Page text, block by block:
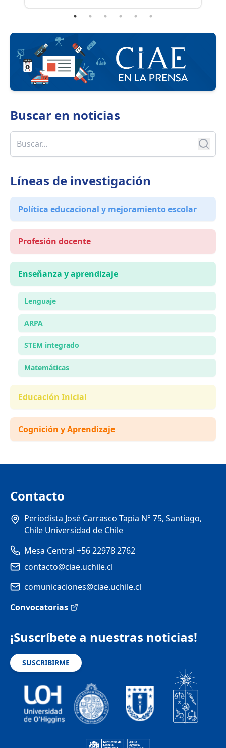
colaborativa de problemas y promoverá el
educativas de la región.
Buscar en noticias
Líneas de investigación
Política educacional y mejoramiento escolar
Profesión docente
Enseñanza y aprendizaje
Lenguaje
ARPA
STEM integrado
Matemáticas
Educación Inicial
Cognición y Aprendizaje
Contacto
Periodista José Carrasco Tapia N° 75, Santiago,
Chile Universidad de Chile
Mesa Central +56 22978 2762
contacto@ciae.uchile.cl
comunicaciones@ciae.uchile.cl
Convocatorias
¡Suscríbete a nuestras noticias!
SUSCRIBIRME